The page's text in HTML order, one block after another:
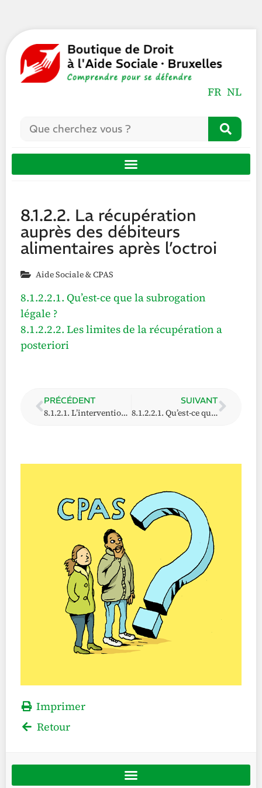
FR NL
8.1.2.2. La récupération
auprès des débiteurs
alimentaires après l’octroi
Aide Sociale & CPAS
8.1.2.2.1. Qu’est-ce que la subrogation
légale ?
8.1.2.2.2. Les limites de la récupération a
posteriori
PRÉCÉDENT
8.1.2.1. L’intervention ou le renvoi vers les débiteurs alimentaires au moment de l’octroi
SUIVANT
8.1.2.2.1. Qu’est-ce que la subrogation légale ?
Imprimer
Retour